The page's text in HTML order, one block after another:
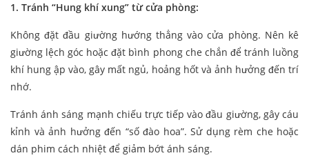
1. Tránh “Hung khí xung” từ cửa phòng:
Không đặt đầu giường hướng thẳng vào cửa phòng. Nên kê
giường lệch góc hoặc đặt bình phong che chắn để tránh luồng
khí hung ập vào, gây mất ngủ, hoảng hốt và ảnh hưởng đến trí
nhớ.
Tránh ánh sáng mạnh chiếu trực tiếp vào đầu giường, gây cáu
kỉnh và ảnh hưởng đến “số đào hoa”. Sử dụng rèm che hoặc
dán phim cách nhiệt để giảm bớt ánh sáng.